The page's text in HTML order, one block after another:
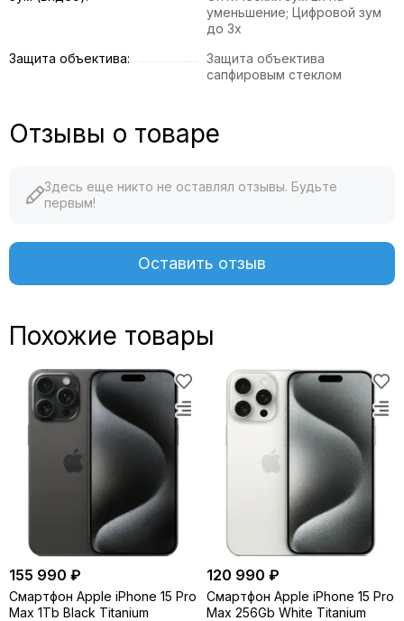
уменьшение; Цифровой зум
до 3x
Защита объектива:
Защита объектива
сапфировым стеклом
Отзывы о товаре
Здесь еще никто не оставлял отзывы. Будьте
первым!
Оставить отзыв
Похожие товары
155 990 ₽
Смартфон Apple iPhone 15 Pro
Max 1Tb Black Titanium
120 990 ₽
Смартфон Apple iPhone 15 Pro
Max 256Gb White Titanium